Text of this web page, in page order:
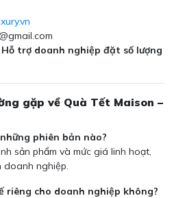
trợ doanh nghiệp đặt số lượng
gặp về Quà Tết Maison –
phiên bản nào?
sản phẩm và mức giá linh hoạt,
doanh nghiệp.
riêng cho doanh nghiệp không?